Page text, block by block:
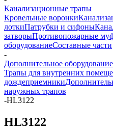
Канализационные трапы
Кровельные воронки
лоткиПатрубки и сифоны
затворыПротивопожарные
оборудованиеСоставные части
-
Дополнительное
Трапы для внутренних
дождеприемники
наружных трапов
-HL3122
HL3122